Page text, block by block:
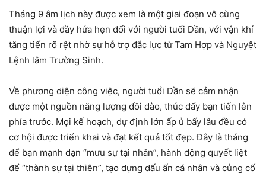
Tháng 9 âm lịch này được xem là một giai đoạn vô cùng
thuận lợi và đầy hứa hẹn đối với người tuổi Dần, với vận khí
tăng tiến rõ rệt nhờ sự hỗ trợ đắc lực từ Tam Hợp và Nguyệt
Lệnh lâm Trường Sinh.
Về phương diện công việc, người tuổi Dần sẽ cảm nhận
được một nguồn năng lượng dồi dào, thúc đẩy bạn tiến lên
phía trước. Mọi kế hoạch, dự định lớn ấp ủ bấy lâu đều có
cơ hội được triển khai và đạt kết quả tốt đẹp. Đây là tháng
để bạn mạnh dạn “mưu sự tại nhân”, hành động quyết liệt
để “thành sự tại thiên”, tạo dựng dấu ấn cá nhân và củng cố